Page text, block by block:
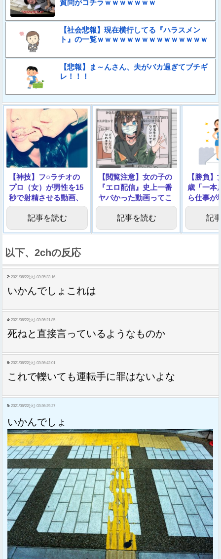
質問がコチラｗｗｗｗｗｗｗ
【社会悲報】現在横行してる『ハラスメン
ト』の一覧ｗｗｗｗｗｗｗｗｗｗｗｗｗｗｗ
【悲報】ま～んさん、夫がバカ過ぎてブチギ
レ！！！
【神技】フ○ラチオの
プロ（女）が男性を15
秒で射精させる動画、
エロすぎる
記事を読む
【閲覧注意】女の子の
『エロ配信』史上一番
ヤバかった動画ってこ
れだよな…
記事を読む
【勝負
歳「一本
ら仕事が
→動画像
記
以下、2chの反応
2: 2021/06/22(火) 03:35:33.16
いかんでしょこれは
4: 2021/06/22(火) 03:36:21.85
死ねと直接言っているようなものか
6: 2021/06/22(火) 03:36:42.01
これで轢いても運転手に罪はないよな
5: 2021/06/22(火) 03:36:29.27
いかんでしょ